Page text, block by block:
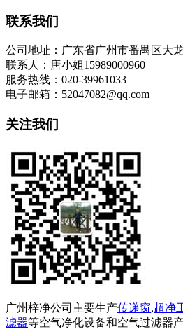
联系我们
公司地址：广东省广州市番禺区大
联系人：唐小姐15989000960
服务热线：020-39961033
电子邮箱：52047082@qq.com
关注我们
广州梓净公司主要生产传递窗,超净
滤器等空气净化设备和空气过滤器产